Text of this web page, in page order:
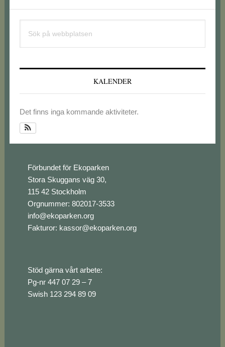
Primärt
sidofält
webbplatsen
KALENDER
Det finns inga kommande aktiviteter.
Footer
Förbundet för Ekoparken
Stora Skuggans väg 30,
115 42 Stockholm
Orgnummer: 802017-3533
info@ekoparken.org
Fakturor: kassor@ekoparken.org
Stöd gärna vårt arbete:
Pg-nr 447 07 29 – 7
Swish 123 294 89 09